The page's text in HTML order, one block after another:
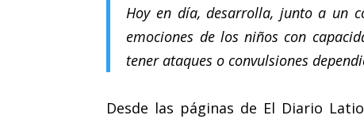
Hoy en día, desarrolla, junto a un
emociones de los niños con
tener ataques o convulsiones
Desde las páginas de El Diario